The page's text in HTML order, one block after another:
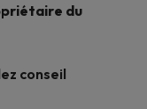
du
conseil